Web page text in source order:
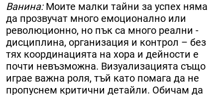
Ванина: Моите малки тайни за успех няма
да прозвучат много емоционално или
революционно, но пък са много реални -
дисциплина, организация и контрол – без
тях координацията на хора и дейности е
почти невъзможна. Визуализацията също
играе важна роля, тъй като помага да не
пропуснем критични детайли. Обичам да